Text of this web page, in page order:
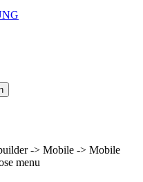
-> Mobile -> Mobile
menu